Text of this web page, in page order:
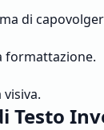
di
formattazione.
Testo